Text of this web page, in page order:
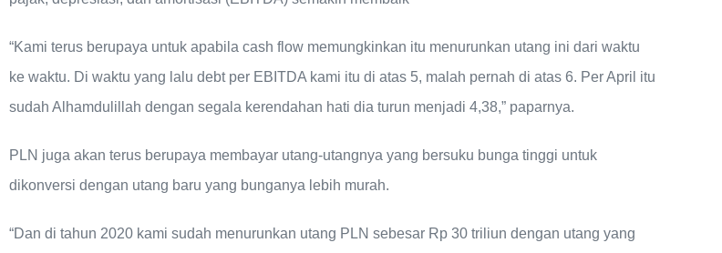
“Kami terus berupaya untuk apabila cash flow memungkinkan itu menurunkan utang ini dari waktu
ke waktu. Di waktu yang lalu debt per EBITDA kami itu di atas 5, malah pernah di atas 6. Per April itu
sudah Alhamdulillah dengan segala kerendahan hati dia turun menjadi 4,38,” paparnya.
PLN juga akan terus berupaya membayar utang-utangnya yang bersuku bunga tinggi untuk
dikonversi dengan utang baru yang bunganya lebih murah.
“Dan di tahun 2020 kami sudah menurunkan utang PLN sebesar Rp 30 triliun dengan utang yang